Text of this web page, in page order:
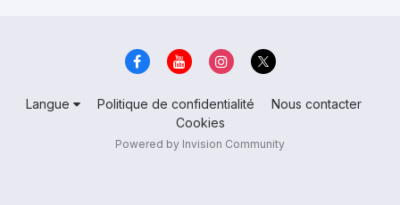
Langue Politique de confidentialité
Nous contacter
Cookies
Powered by Invision Community